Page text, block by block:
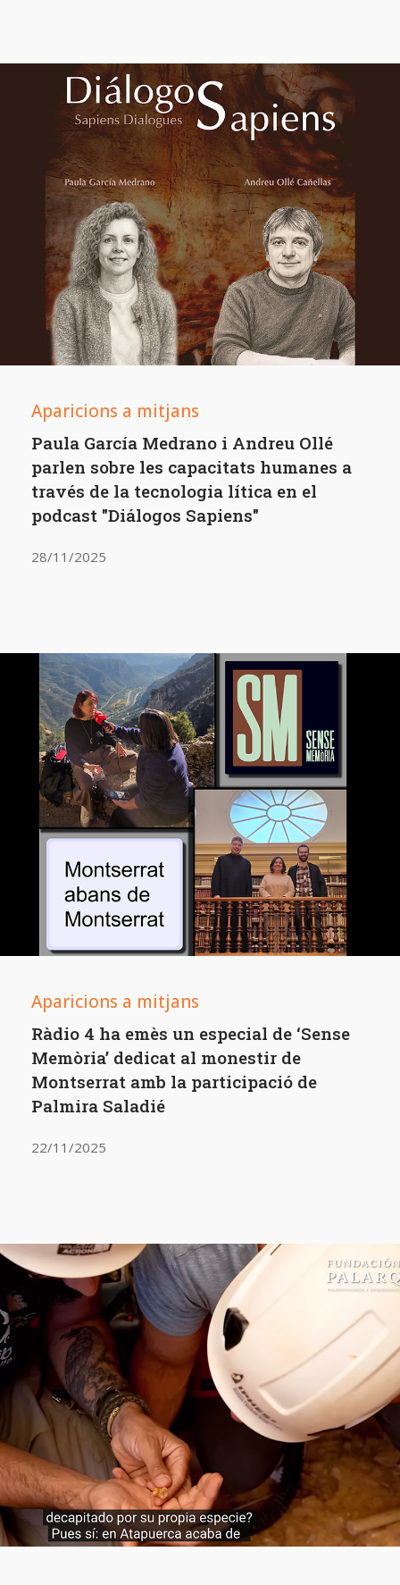
Aparicions a mitjans
Paula García Medrano i Andreu Ollé
parlen sobre les capacitats humanes a
través de la tecnologia lítica en el
podcast "Diálogos Sapiens"
28/11/2025
Aparicions a mitjans
Ràdio 4 ha emès un especial de ‘Sense
Memòria’ dedicat al monestir de
Montserrat amb la participació de
Palmira Saladié
22/11/2025